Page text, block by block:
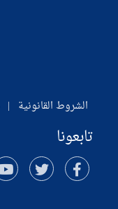
الشروط القانونية |
تابعونا